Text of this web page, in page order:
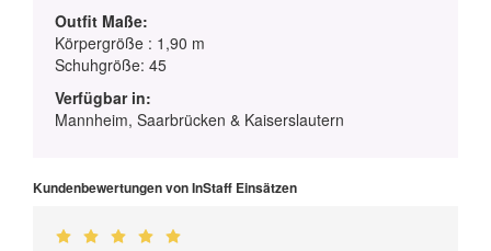
Outfit Maße:
Körpergröße : 1,90 m
Schuhgröße: 45
Verfügbar in:
Mannheim, Saarbrücken & Kaiserslautern
Kundenbewertungen von InStaff Einsätzen